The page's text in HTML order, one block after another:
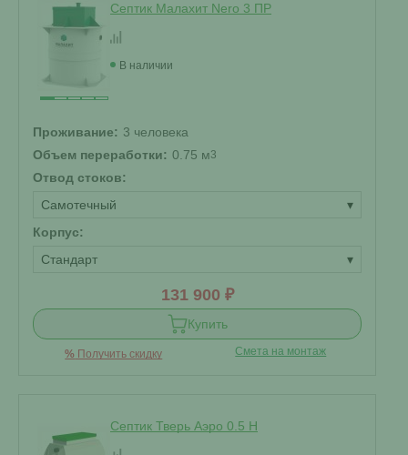
Септик Малахит Nero 3 ПР
В наличии
Проживание: 3 человека
Объем переработки: 0.75 м3
Отвод стоков:
Самотечный
▾
Корпус:
Стандарт
▾
131 900 ₽
Купить
% Получить скидку Смета на монтаж
Септик Тверь Аэро 0.5 Н